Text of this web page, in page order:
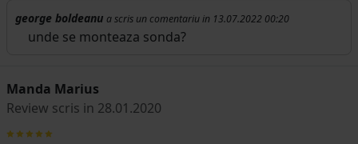
george boldeanu a scris un comentariu in 13.07.2022 00:20
unde se monteaza sonda?
Manda Marius
Review scris in 28.01.2020